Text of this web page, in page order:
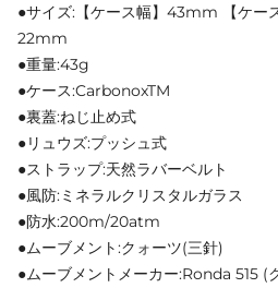
●サイズ:【ケース幅】43mm 【ケー
22mm
●重量:43g
●ケース:CarbonoxTM
●裏蓋:ねじ止め式
●リュウズ:プッシュ式
●ストラップ:天然ラバーベルト
●風防:ミネラルクリスタルガラス
●防水:200m/20atm
●ムーブメント:クォーツ(三針)
●ムーブメントメーカー:Ronda 515 (